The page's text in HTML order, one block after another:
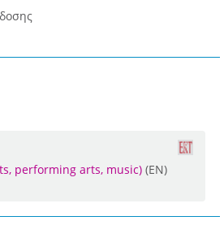
performing arts, music) (EN)